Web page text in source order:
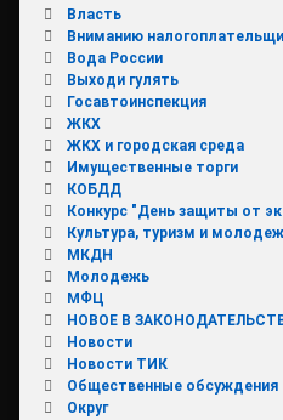
Власть
Вниманию
Вода России
Выходи гулять
Госавтоинспекция
ЖКХ
ЖКХ и городская среда
Имущественные торги
КОБДД
Конкурс "День защиты от
Культура, туризм и
МКДН
Молодежь
МФЦ
НОВОЕ В
Новости
Новости ТИК
Общественные обсуждения
Округ